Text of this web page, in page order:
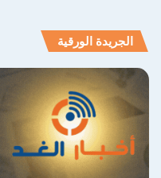
الجريدة الورقية